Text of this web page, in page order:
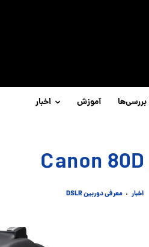
بررسی‌ها آموزش اخبار
اخبار معرفی دوربین DSLR